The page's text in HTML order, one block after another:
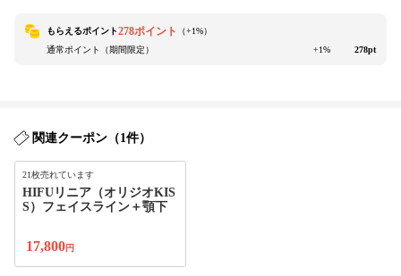
もらえるポイント278ポイント （+1%）
通常ポイント（期間限定）
+1% 278pt
関連クーポン（1件）
21枚売れています
HIFUリニア（オリジオKIS
S）フェイスライン＋顎下
17,800円